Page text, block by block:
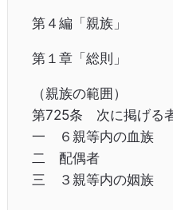
第４編「親族」
第１章「総則」
（親族の範囲）
第725条 次に掲げる
一 ６親等内の血族
二 配偶者
三 ３親等内の姻族